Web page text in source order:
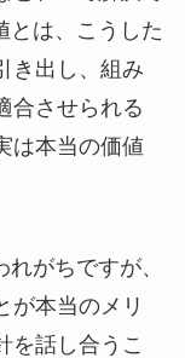
とは、こうした
き出し、組み
合させられる
は本当の価値
がちですが、
が本当のメリ
を話し合うこ